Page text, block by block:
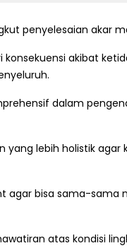
penyelesaian akar
akibat
dalam
yang lebih holistik agar
agar bisa sama-sama
atas kondisi